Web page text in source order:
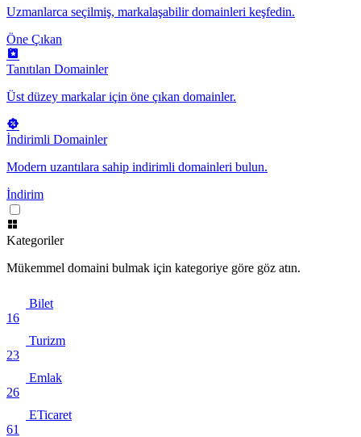
Uzmanlarca seçilmiş, markalaşabilir domainleri keşfedin.
Öne Çıkan
Tanıtılan Domainler
Üst düzey markalar için öne çıkan domainler.
İndirimli Domainler
Modern uzantılara sahip indirimli domainleri bulun.
İndirim
Kategoriler
Mükemmel domaini bulmak için kategoriye göre göz atın.
Bilet
16
Turizm
23
Emlak
26
ETicaret
61